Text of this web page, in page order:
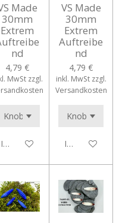
Made
30mm
Extrem
nd
4,79 €
MwSt zzgl.
In den Warenkorb
VS Made
30mm
Extrem
Auftreibe
nd
4,79 €
inkl. MwSt zzgl.
Versandkosten
In den